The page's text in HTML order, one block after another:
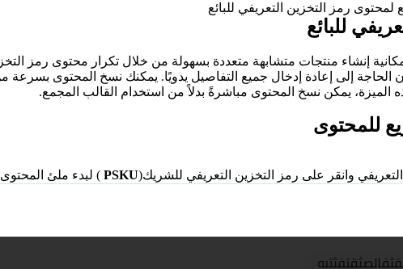
رمز التخزين التعريفي للبائع
للبائع
الميزة، يمكن نسخ المحتوى مباشرةً بدلاً من استخدام القالب المجمع.
للمحتوى
وانقر على رمز التخزين التعريفي للشريك(PSKU ) لبدء ملئ المحتوى